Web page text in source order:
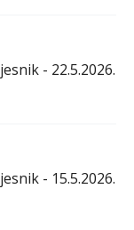
- 22.5.2026.
- 15.5.2026.